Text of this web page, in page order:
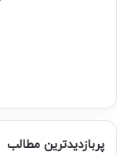
پربازدیدترین مطالب